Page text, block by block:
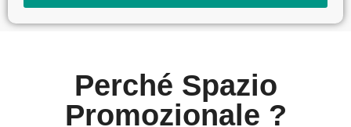
Perché Spazio
Promozionale ?